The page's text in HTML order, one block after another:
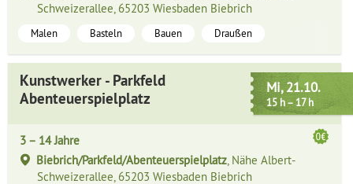
Schweizerallee, 65203 Wiesbaden Biebrich
Malen Basteln Bauen Draußen
Mi, 21.10.
15 h – 17 h
Kunstwerker - Parkfeld
Abenteuerspielplatz
3 – 14 Jahre
Biebrich/Parkfeld/Abenteuerspielplatz, Nähe Albert-
Schweizerallee, 65203 Wiesbaden Biebrich